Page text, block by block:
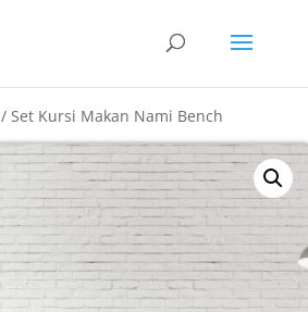
/ Set Kursi Makan Nami Bench